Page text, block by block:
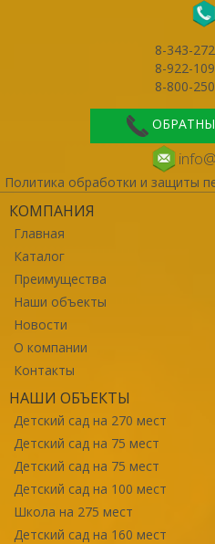
8-343-
8-922-
8-800-
Политика обработки и защиты
КОМПАНИЯ
Главная
Каталог
Преимущества
Наши объекты
Новости
О компании
Контакты
НАШИ ОБЪЕКТЫ
Детский сад на 270 мест
Детский сад на 75 мест
Детский сад на 75 мест
Детский сад на 100 мест
Школа на 275 мест
Детский сад на 160 мест